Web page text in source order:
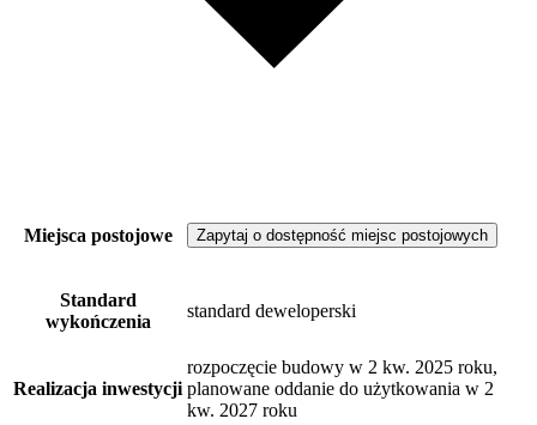
Miejsca postojowe Zapytaj o dostępność miejsc postojowych
Standard
wykończenia
standard deweloperski
Realizacja inwestycji
rozpoczęcie budowy w 2 kw. 2025 roku,
planowane oddanie do użytkowania w 2
kw. 2027 roku